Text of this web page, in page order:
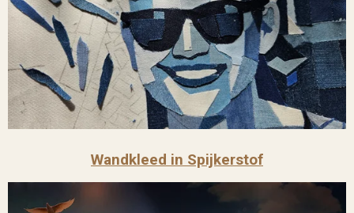
Wandkleed in Spijkerstof